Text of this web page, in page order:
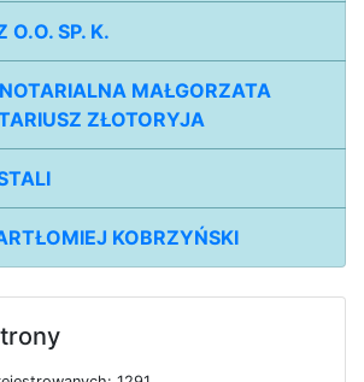
O.O. SP. K.
MAŁGORZATA
ZŁOTORYJA
KOBRZYŃSKI